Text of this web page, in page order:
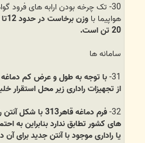
30- تک چرخه بودن ارابه های فرود
هواپیما با
20 تن است.
سامانه ها
31-
از تجهیزات راداری زیر محل استقرار
32-
فرم دماغه قاهر313
های کشور تطابق ندارد بنابراین به
یا راداری موجود با آنتن جدید برای